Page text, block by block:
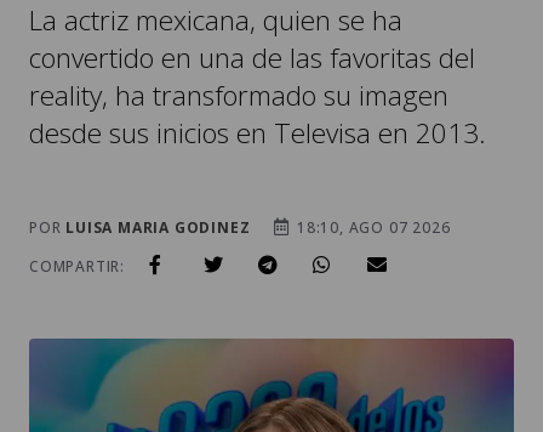
La actriz mexicana, quien se ha
convertido en una de las favoritas del
reality, ha transformado su imagen
desde sus inicios en Televisa en 2013.
POR LUISA MARIA GODINEZ
18:10, AGO 07 2026
COMPARTIR: